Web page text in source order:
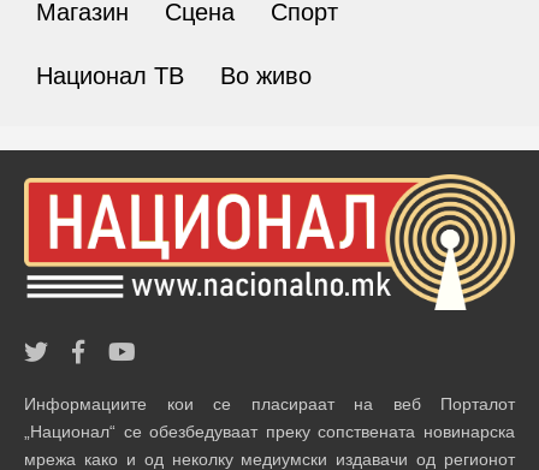
Магазин Сцена Спорт
Национал ТВ Во живо
Информациите кои се пласираат на веб Порталот
„Национал“ се обезбедуваат преку сопствената новинарска
мрежа како и од неколку медиумски издавачи од регионот